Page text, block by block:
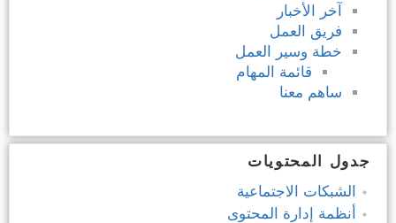
آخر الأخبار
فريق العمل
خطة وسير العمل
قائمة المهام
ساهم معنا
جدول المحتويات
الشبكات الاجتماعية
أنظمة إدارة المحتوى